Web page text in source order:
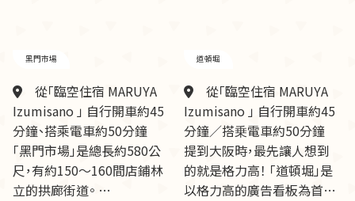
黑門市場
從「臨空住宿 MARUYA
Izumisano 」 自行開車約45
分鐘、搭乘電車約50分鐘
「黑門市場」是總長約580公
尺，有約150～160間店鋪林
立的拱廊街道。 …
道頓堀
從「臨空住宿 MARUYA
Izumisano 」 自行開車約45
分鐘／搭乗電車約50分鐘
提到大阪時，最先讓人想到
的就是格力高！ 「道頓堀」是
以格力高的廣告看板為首…